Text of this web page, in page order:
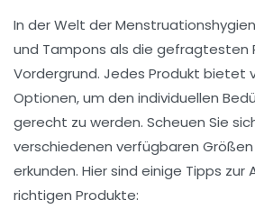
In der Welt der
und Tampons als die gefragtesten
Vordergrund. Jedes Produkt bietet
Optionen, um den individuellen
gerecht zu werden. Scheuen Sie
verschiedenen verfügbaren Größen
erkunden. Hier sind einige Tipps zur
richtigen Produkte: